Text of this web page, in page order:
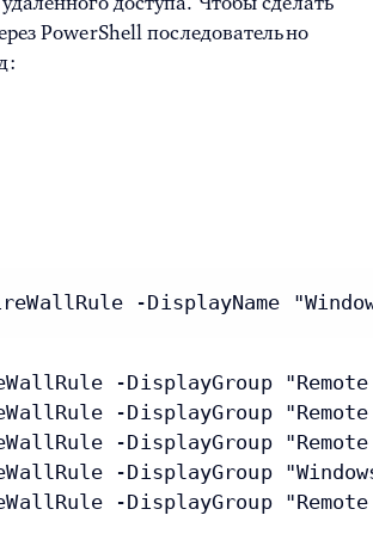
PowerShell последовательно
-DisplayName
-DisplayGroup "Remote
-DisplayGroup
-DisplayGroup "Remote
-DisplayGroup
-DisplayGroup "Remote